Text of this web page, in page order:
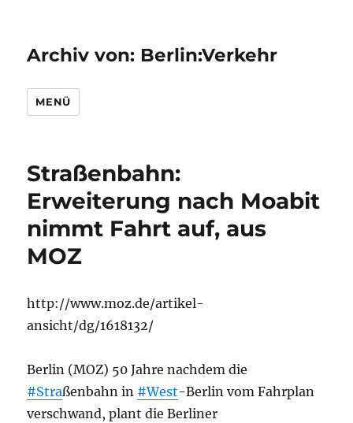
Archiv von: Berlin:Verkehr
MENÜ
Straßenbahn:
Erweiterung nach Moabit
nimmt Fahrt auf, aus
MOZ
http://www.moz.de/artikel-
ansicht/dg/1618132/
Berlin (MOZ) 50 Jahre nachdem die
#Straßenbahn in #West-Berlin vom Fahrplan
verschwand, plant die Berliner